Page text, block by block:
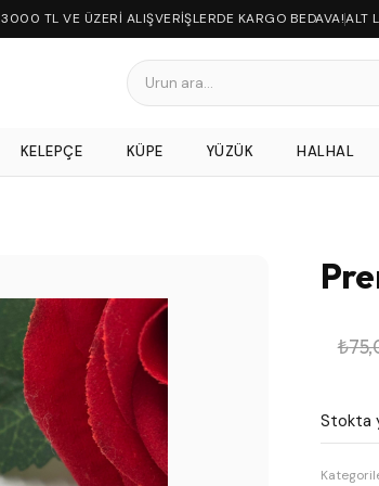
3000 TL VE ÜZERİ ALIŞVERİŞLERDE KARGO BEDAVA!ALT
KELEPÇE KÜPE YÜZÜK HALHAL
₺
Şu
Stokta